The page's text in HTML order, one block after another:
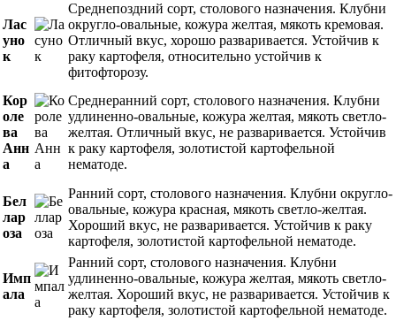
Лас
уно
к
Среднепоздний сорт, столового назначения. Клубни
округло-овальные, кожура желтая, мякоть кремовая.
Отличный вкус, хорошо разваривается. Устойчив к
раку картофеля, относительно устойчив к
фитофторозу.
Кор
оле
ва
Анн
а
Среднеранний сорт, столового назначения. Клубни
удлиненно-овальные, кожура желтая, мякоть светло-
желтая. Отличный вкус, не разваривается. Устойчив
к раку картофеля, золотистой картофельной
нематоде.
Бел
лар
оза
Ранний сорт, столового назначения. Клубни округло-
овальные, кожура красная, мякоть светло-желтая.
Хороший вкус, не разваривается. Устойчив к раку
картофеля, золотистой картофельной нематоде.
Имп
ала
Ранний сорт, столового назначения. Клубни
удлиненно-овальные, кожура желтая, мякоть светло-
желтая. Хороший вкус, не разваривается. Устойчив к
раку картофеля, золотистой картофельной нематоде.